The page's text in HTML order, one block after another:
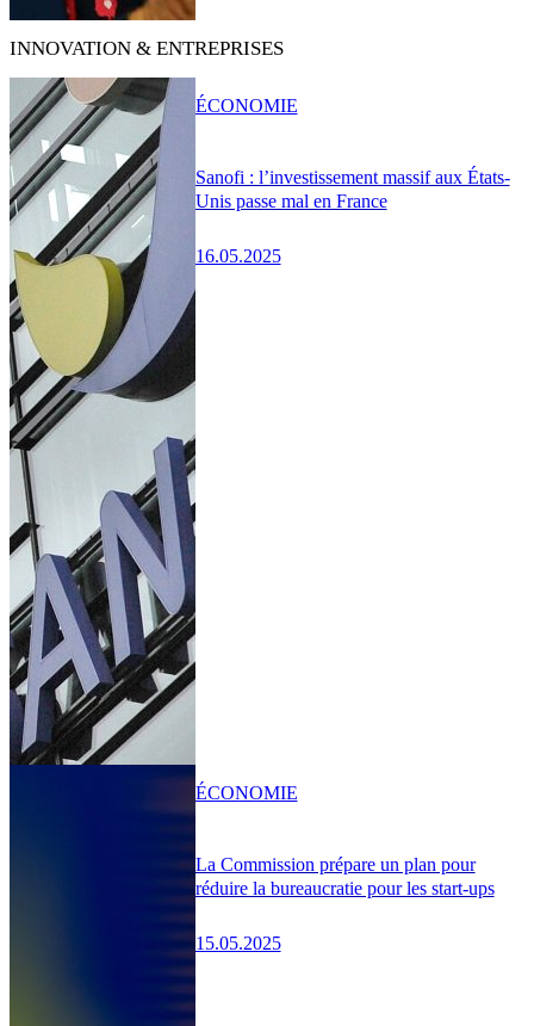
INNOVATION & ENTREPRISES
Sanofi : l’investissement massif aux États-
Unis passe mal en France
16.05.2025
ÉCONOMIE
La Commission prépare un plan pour
réduire la bureaucratie pour les start-ups
15.05.2025
ÉCONOMIE